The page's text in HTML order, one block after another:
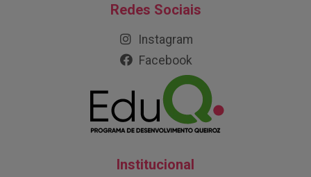
Redes Sociais
Instagram
Facebook
Institucional